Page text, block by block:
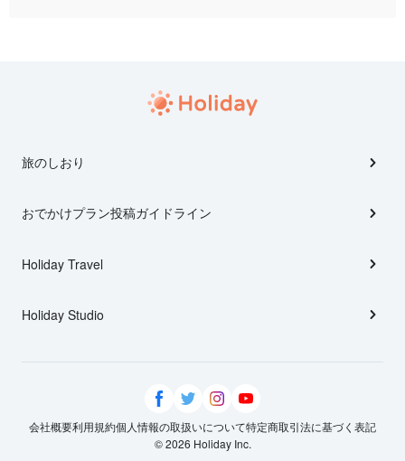
旅のしおり
おでかけプラン投稿ガイドライン
Holiday Travel
Holiday Studio
会社概要利用規約個人情報の取扱いについて特定商取引法に基づく表記
© 2026 Holiday Inc.